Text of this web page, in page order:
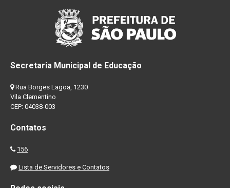
Secretaria Municipal de Educação
Rua Borges Lagoa, 1230
Vila Clementino
CEP: 04038-003
Contatos
156
Lista de Servidores e Contatos